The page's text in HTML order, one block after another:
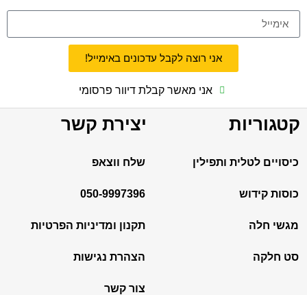
אני רוצה לקבל עדכונים באימייל!
אני מאשר קבלת דיוור פרסומי
קטגוריות
כיסויים לטלית ותפילין
כוסות קידוש
מגשי חלה
סט חלקה
יצירת קשר
שלח ווצאפ
050-9997396
תקנון ומדיניות הפרטיות
הצהרת נגישות
צור קשר